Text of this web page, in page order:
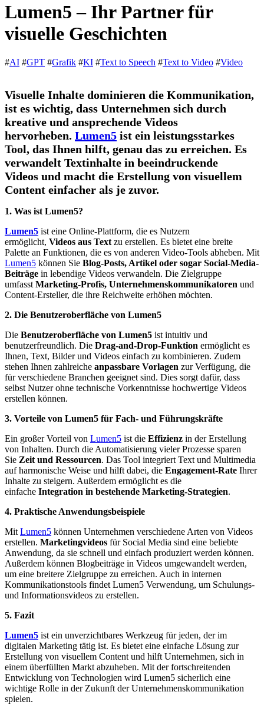
Lumen5 – Ihr Partner für
visuelle Geschichten
#AI #GPT #Grafik #KI #Text to Speech #Text to Video #Video
Visuelle Inhalte dominieren die Kommunikation,
ist es wichtig, dass Unternehmen sich durch
kreative und ansprechende Videos
hervorheben. Lumen5 ist ein leistungsstarkes
Tool, das Ihnen hilft, genau das zu erreichen. Es
verwandelt Textinhalte in beeindruckende
Videos und macht die Erstellung von visuellem
Content einfacher als je zuvor.
1. Was ist Lumen5?
Lumen5 ist eine Online-Plattform, die es Nutzern
ermöglicht, Videos aus Textzu erstellen. Es bietet eine breite
Palette an Funktionen, die es von anderen Video-Tools abheben. Mit
Lumen5 können Sie Blog-Posts, Artikel oder sogar Social-Media-
Beiträge in lebendige Videos verwandeln. Die Zielgruppe
umfasstMarketing-Profis, Unternehmenskommunikatoren und
Content-Ersteller, die ihre Reichweite erhöhen möchten.
2. Die Benutzeroberfläche von Lumen5
Die Benutzeroberfläche von Lumen5 ist intuitiv und
benutzerfreundlich. Die Drag-and-Drop-Funktion ermöglicht es
Ihnen, Text, Bilder und Videos einfach zu kombinieren. Zudem
stehen Ihnen zahlreiche anpassbare Vorlagen zur Verfügung, die
für verschiedene Branchen geeignet sind. Dies sorgt dafür, dass
selbst Nutzer ohne technische Vorkenntnisse hochwertige Videos
erstellen können.
3. Vorteile von Lumen5 für Fach- und Führungskräfte
Ein großer Vorteil von Lumen5 ist die Effizienz in der Erstellung
von Inhalten. Durch die Automatisierung vieler Prozesse sparen
Sie Zeit und Ressourcen. Das Tool integriert Text und Multimedia
auf harmonische Weise und hilft dabei, die Engagement-Rate Ihrer
Inhalte zu steigern. Außerdem ermöglicht es die
einfache Integration in bestehende Marketing-Strategien.
4. Praktische Anwendungsbeispiele
MitLumen5 können Unternehmen verschiedene Arten von Videos
erstellen. Marketingvideos für Social Media sind eine beliebte
Anwendung, da sie schnell und einfach produziert werden können.
Außerdem können Blogbeiträge in Videos umgewandelt werden,
um eine breitere Zielgruppe zu erreichen. Auch in internen
Kommunikationstools findet Lumen5 Verwendung, um Schulungs-
und Informationsvideos zu erstellen.
5. Fazit
Lumen5 ist ein unverzichtbares Werkzeug für jeden, der im
digitalen Marketing tätig ist. Es bietet eine einfache Lösung zur
Erstellung von visuellem Content und hilft Unternehmen, sich in
einem überfüllten Markt abzuheben. Mit der fortschreitenden
Entwicklung von Technologien wird Lumen5 sicherlich eine
wichtige Rolle in der Zukunft der Unternehmenskommunikation
spielen.